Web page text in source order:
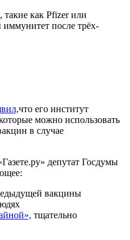
как Pfizer или
после трёх-
что его институт
можно использовать
в случае
депутат Госдумы
вакцины
тщательно